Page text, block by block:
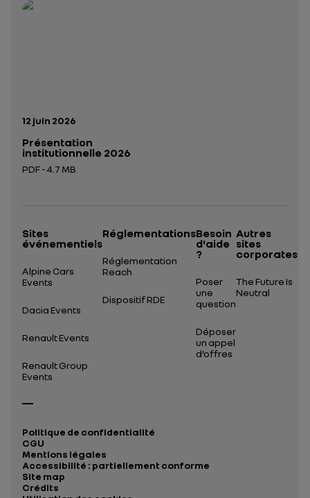
Date de publication:
12 juin 2026
Présentation
institutionnelle 2026
PDF - 4.7 MB
Sites
événementiels
Alpine Cars
Events
Dacia Events
Renault Events
Renault Group
Events
Réglementations
Réglementation
Reach
Dispositif RDE
Besoin
d'aide
?
Poser
une
question
Déposer
un appel
d’offres
Autres
sites
corporates
The Future Is
Neutral
Politique de confidentialité
CGU
Mentions légales
Accessibilité : partiellement conforme
Site map
Crédits